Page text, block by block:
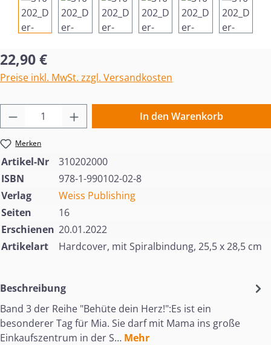
Regulärer Preis:
22,90 €
Preise inkl. MwSt. zzgl. Versandkosten
Produkt Anzahl: Gib den gewünschten
In den Warenkorb
Merken
Artikel-Nr
310202000
ISBN
978-1-990102-02-8
Verlag
Weiss Publishing
Seiten
16
Erschienen 20.01.2022
Artikelart
Hardcover, mit Spiralbindung, 25,5 x 28,5 cm
Beschreibung
Band 3 der Reihe "Behüte dein Herz!":Es ist ein
besonderer Tag für Mia. Sie darf mit Mama ins große
Einkaufszentrum in der S… Mehr